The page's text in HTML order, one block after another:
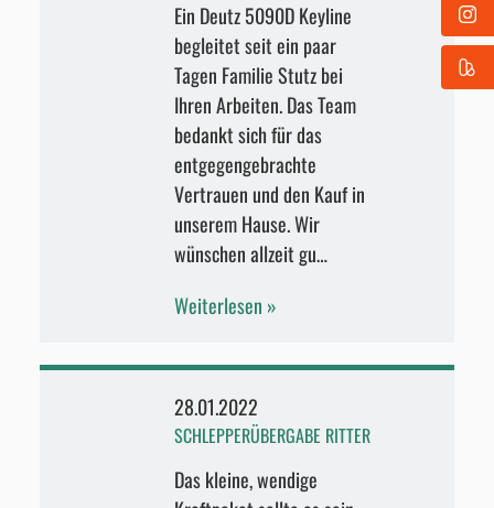
Ein Deutz 5090D Keyline
begleitet seit ein paar
Tagen Familie Stutz bei
Ihren Arbeiten. Das Team
bedankt sich für das
entgegengebrachte
Vertrauen und den Kauf in
unserem Hause. Wir
wünschen allzeit gu…
Weiterlesen
28.01.2022
SCHLEPPERÜBERGABE RITTER
Das kleine, wendige